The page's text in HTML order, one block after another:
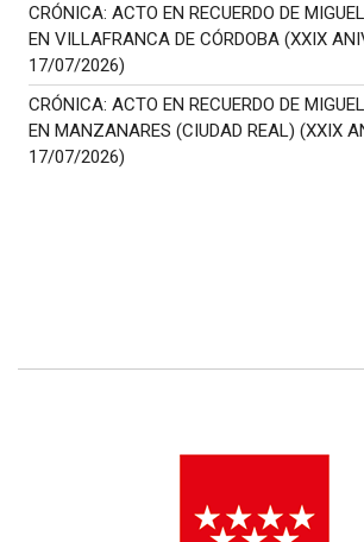
CRÓNICA: ACTO EN RECUERDO DE
EN VILLAFRANCA DE CÓRDOBA (XXIX
17/07/2026)
CRÓNICA: ACTO EN RECUERDO DE
EN MANZANARES (CIUDAD REAL) (XXIX
17/07/2026)